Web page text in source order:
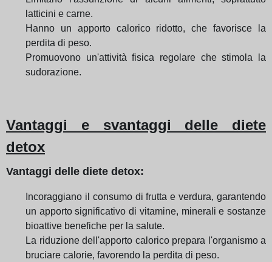
latticini e carne.
Hanno un apporto calorico ridotto, che favorisce la
perdita di peso.
Promuovono un'attività fisica regolare che stimola la
sudorazione.
Vantaggi e svantaggi delle diete
detox
Vantaggi delle diete detox:
Incoraggiano il consumo di frutta e verdura, garantendo
un apporto significativo di vitamine, minerali e sostanze
bioattive benefiche per la salute.
La riduzione dell'apporto calorico prepara l'organismo a
bruciare calorie, favorendo la perdita di peso.